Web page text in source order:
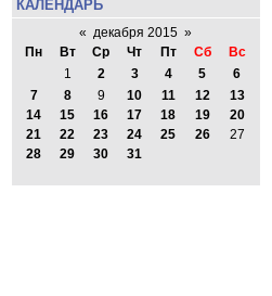
КАЛЕНДАРЬ
« декабря 2015 »
Пн
Вт Ср Чт Пт Сб
Вс
1
2 3 4 5
6
7
8 9 10 11 12
13
14
15 16 17 18 19
20
21
22 23 24 25 26
27
28
29 30 31